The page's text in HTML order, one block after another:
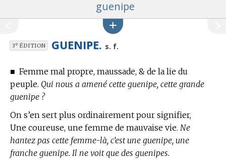
guenipe
3eÉDITION GUENIPE. s. f.
■ Femme mal propre, maussade, & de la lie du
peuple. Qui nous a amené cette guenipe, cette grande
guenipe ?
On s’en sert plus ordinairement pour signifier,
Une coureuse, une femme de mauvaise vie. Ne
hantez pas cette femme-là, c’est une guenipe, une
franche guenipe. Il ne voit que des guenipes.